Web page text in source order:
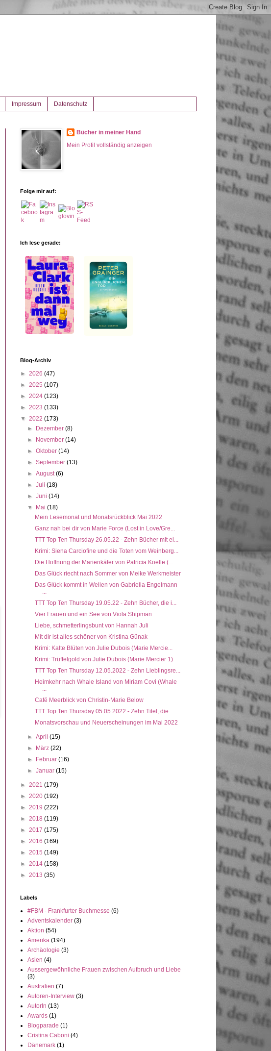
Impressum Datenschutz
Bücher in meiner Hand
Mein Profil vollständig anzeigen
Folge mir auf:
Ich lese gerade:
Blog-Archiv
► 2026 (47)
► 2025 (107)
► 2024 (123)
► 2023 (133)
▼ 2022 (173)
►
Dezember(8)
►
November(14)
►Oktober(14)
►September(13)
►August(6)
►Juli(18)
►Juni(14)
▼
Mai(18)
Mein Lesemonat und Monatsrückblick Mai 2022
Ganz nah bei dir von Marie Force (Lost in Love/Gre...
TTT Top Ten Thursday 26.05.22 - Zehn Bücher mit ei...
Krimi: Siena Carciofine und die Toten vom Weinberg...
Die Hoffnung der Marienkäfer von Patricia Koelle (...
Das Glück riecht nach Sommer von Meike Werkmeister
Das Glück kommt in Wellen von Gabriella Engelmann
...
TTT Top Ten Thursday 19.05.22 - Zehn Bücher, die i...
Vier Frauen und ein See von Viola Shipman
Liebe, schmetterlingsbunt von Hannah Juli
Mit dir ist alles schöner von Kristina Günak
Krimi: Kalte Blüten von Julie Dubois (Marie Mercie...
Krimi: Trüffelgold von Julie Dubois (Marie Mercier 1)
TTT Top Ten Thursday 12.05.2022 - Zehn Lieblingsre...
Heimkehr nach Whale Island von Miriam Covi (Whale
...
Café Meerblick von Christin-Marie Below
TTT Top Ten Thursday 05.05.2022 - Zehn Titel, die ...
Monatsvorschau und Neuerscheinungen im Mai 2022
►April(15)
►
März(22)
►
Februar(16)
►Januar(15)
► 2021 (179)
► 2020 (192)
► 2019 (222)
► 2018 (119)
► 2017 (175)
► 2016 (169)
► 2015 (149)
► 2014 (158)
► 2013 (35)
Labels
#FBM - Frankfurter Buchmesse (6)
Adventskalender (3)
Aktion (54)
Amerika (194)
Archäologie (3)
Asien (4)
Aussergewöhnliche Frauen zwischen Aufbruch und Liebe
(3)
Australien (7)
Autoren-Interview (3)
AutorIn (13)
Awards (1)
Blogparade (1)
Cristina Caboni (4)
Dänemark (1)